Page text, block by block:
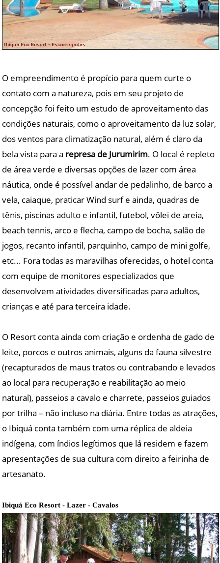
O empreendimento é propício para quem curte o
contato com a natureza, pois em seu projeto de
concepção foi feito um estudo de aproveitamento das
condições naturais, como o aproveitamento da luz solar,
dos ventos para climatização natural, além é claro da
bela vista para a represa de Jurumirim. O local é repleto
de área verde e diversas opções de lazer com área
náutica, onde é possível andar de pedalinho, de barco a
vela, caiaque, praticar Wind surf e ainda, quadras de
tênis, piscinas adulto e infantil, futebol, vôlei de areia,
beach tennis, arco e flecha, campo de bocha, salão de
jogos, recanto infantil, parquinho, campo de mini golfe,
etc... Fora todas as maravilhas oferecidas, o hotel conta
com equipe de monitores especializados que
desenvolvem atividades diversificadas para adultos,
crianças e até para terceira idade.
O Resort conta ainda com criação e ordenha de gado de
leite, porcos e outros animais, alguns da fauna silvestre
(recapturados de maus tratos ou contrabando e levados
ao local para recuperação e reabilitação ao meio
natural), passeios a cavalo e charrete, passeios guiados
por trilha – não incluso na diária. Entre todas as atrações,
o Ibiquá conta também com uma réplica de aldeia
indígena, com índios legítimos que lá residem e fazem
apresentações de sua cultura com direito a feirinha de
artesanato.
Ibiquá Eco Resort - Lazer - Cavalos